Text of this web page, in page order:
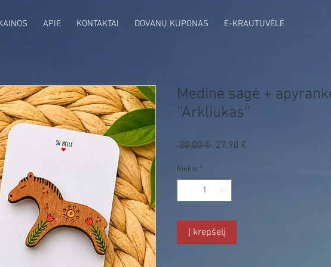
APIE KONTAKTAI DOVANŲ KUPONAS E-KRAUTUVĖLĖ
Medinė sagė +
''Arkliukas''
30,00 € Įprastinė
27,90 €
Kiekis *
Į krepšelį